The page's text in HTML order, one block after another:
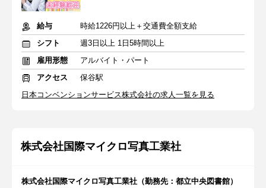
給与
時給1226円以上＋交通費全額支給
シフト
週3日以上 1日5時間以上
雇用形態
アルバイト・パート
アクセス
保谷駅
日本コンベンションサービス株式会社の求人一覧を見る
株式会社国際マイクロ写真工業社
株式会社国際マイクロ写真工業社（勤務先：都立中央図書館）